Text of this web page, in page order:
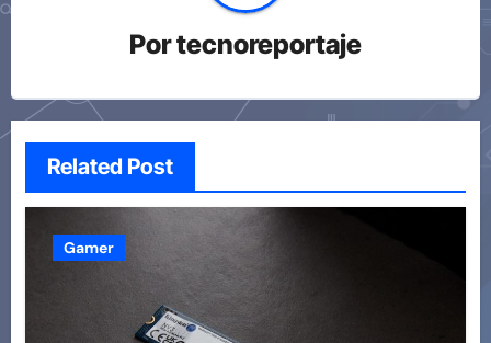
Portecnoreportaje
Related Post
Gamer